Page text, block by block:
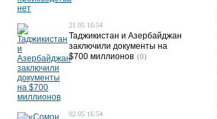
21.05 16:54
Таджикистан и Азербайджан
заключили документы на
$700 миллионов (0)
02.05 16:54